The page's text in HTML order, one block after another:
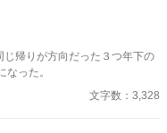
帰りが方向だった３つ年下の
った。
文字数：3,328